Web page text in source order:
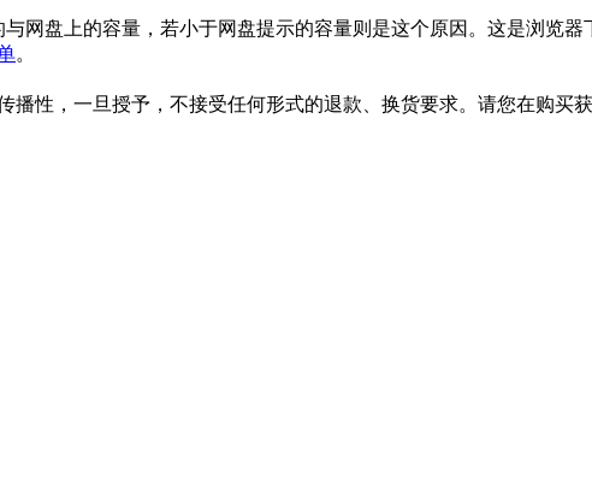
网盘上的容量，若小于网盘提示的容量则是这个原因。这是浏览
。
播性，一旦授予，不接受任何形式的退款、换货要求。请您在购买